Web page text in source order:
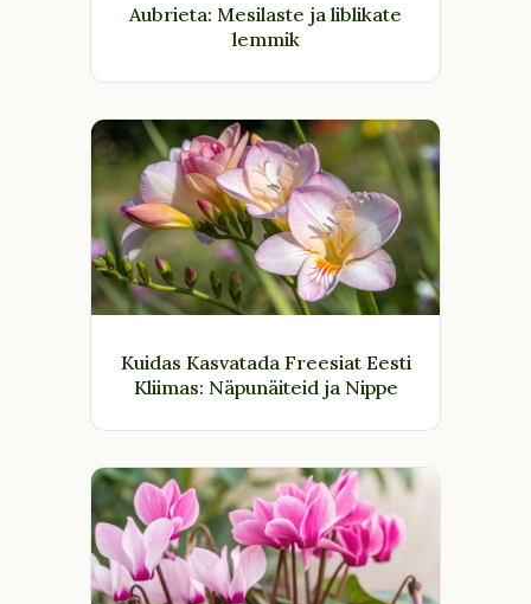
Aubrieta: Mesilaste ja liblikate
lemmik
Kuidas Kasvatada Freesiat Eesti
Kliimas: Näpunäiteid ja Nippe